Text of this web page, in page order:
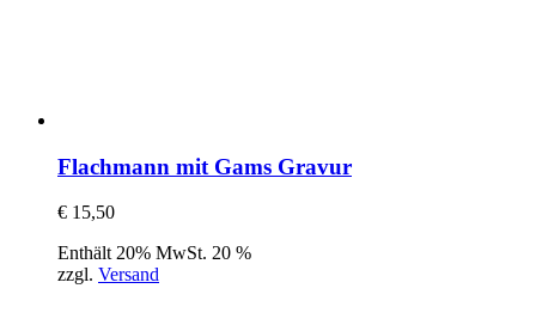
Flachmann mit Gams Gravur
€ 15,50
Enthält 20% MwSt. 20 %
zzgl. Versand